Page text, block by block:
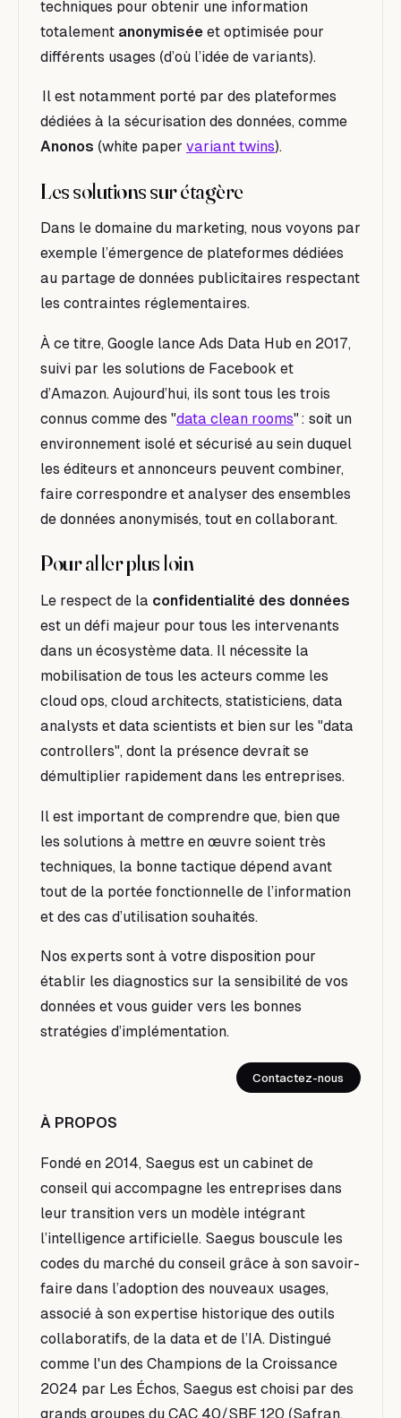
techniques pour obtenir une information
totalement anonymisée et optimisée pour
différents usages (d’où l’idée de variants).
Il est notamment porté par des plateformes
dédiées à la sécurisation des données, comme
Anonos (white paper variant twins).
Les solutions sur étagère
Dans le domaine du marketing, nous voyons par
exemple l’émergence de plateformes dédiées
au partage de données publicitaires respectant
les contraintes réglementaires.
À ce titre, Google lance Ads Data Hub en 2017,
suivi par les solutions de Facebook et
d’Amazon. Aujourd’hui, ils sont tous les trois
connus comme des "data clean rooms": soit un
environnement isolé et sécurisé au sein duquel
les éditeurs et annonceurs peuvent combiner,
faire correspondre et analyser des ensembles
de données anonymisés, tout en collaborant.
Pour aller plus loin
Le respect de la confidentialité des données
est un défi majeur pour tous les intervenants
dans un écosystème data. Il nécessite la
mobilisation de tous les acteurs comme les
cloud ops, cloud architects, statisticiens, data
analysts et data scientists et bien sur les "data
controllers", dont la présence devrait se
démultiplier rapidement dans les entreprises.
Il est important de comprendre que, bien que
les solutions à mettre en œuvre soient très
techniques, la bonne tactique dépend avant
tout de la portée fonctionnelle de l’information
et des cas d’utilisation souhaités.
Nos experts sont à votre disposition pour
établir les diagnostics sur la sensibilité de vos
données et vous guider vers les bonnes
stratégies d’implémentation.
Contactez-nous
À PROPOS
Fondé en 2014, Saegus est un cabinet de
conseil qui accompagne les entreprises dans
leur transition vers un modèle intégrant
l’intelligence artificielle. Saegus bouscule les
codes du marché du conseil grâce à son savoir-
faire dans l’adoption des nouveaux usages,
associé à son expertise historique des outils
collaboratifs, de la data et de l’IA. Distingué
comme l'un des Champions de la Croissance
2024 par Les Échos, Saegus est choisi par des
grands groupes du CAC 40/SBF 120 (Safran,